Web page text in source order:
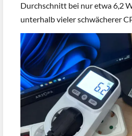
Durchschnitt bei nur etwa 6,2
unterhalb vieler schwächerer